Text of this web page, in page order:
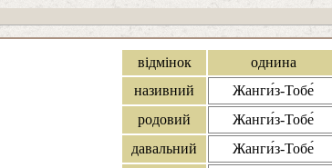
відмінок однина
називний
Жанги́з-Тобе́
родовий
Жанги́з-Тобе́
давальний
Жанги́з-Тобе́